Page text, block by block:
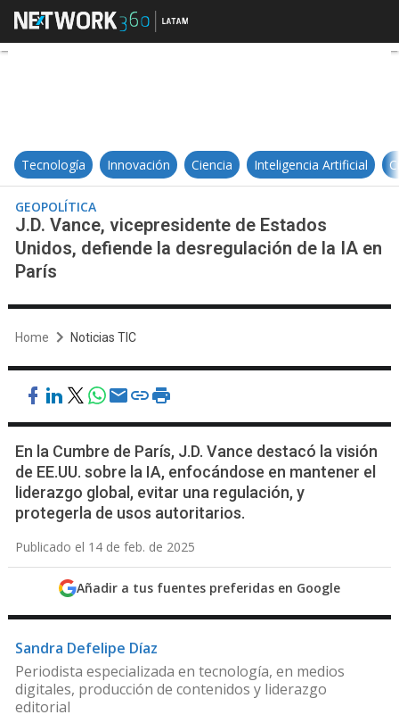
J.D. Vance, vicepresidente de
Tecnología Innovación Ciencia Inteligencia Artificial
GEOPOLÍTICA
J.D. Vance, vicepresidente de Estados
Unidos, defiende la desregulación de la IA en
París
Home Noticias TIC
En la Cumbre de París, J.D. Vance destacó la visión
de EE.UU. sobre la IA, enfocándose en mantener el
liderazgo global, evitar una regulación, y
protegerla de usos autoritarios.
Publicado el 14 de feb. de 2025
Añadir a tus fuentes preferidas en Google
Sandra Defelipe Díaz
Periodista especializada en tecnología, en medios
digitales, producción de contenidos y liderazgo
editorial